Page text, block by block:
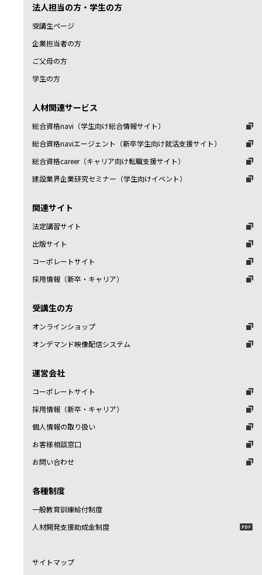
法人担当の方・学生の方
受講生ページ
企業担当者の方
ご父母の方
学生の方
人材関連サービス
総合資格navi（学生向け総合情報サイト）
総合資格naviエージェント（新卒学生向け就活支援サイト）
総合資格career（キャリア向け転職支援サイト）
建設業界企業研究セミナー（学生向けイベント）
関連サイト
法定講習サイト
出版サイト
コーポレートサイト
採用情報（新卒・キャリア）
受講生の方
オンラインショップ
オンデマンド映像配信システム
運営会社
コーポレートサイト
採用情報（新卒・キャリア）
個人情報の取り扱い
お客様相談窓口
お問い合わせ
各種制度
一般教育訓練給付制度
人材開発支援助成金制度
サイトマップ